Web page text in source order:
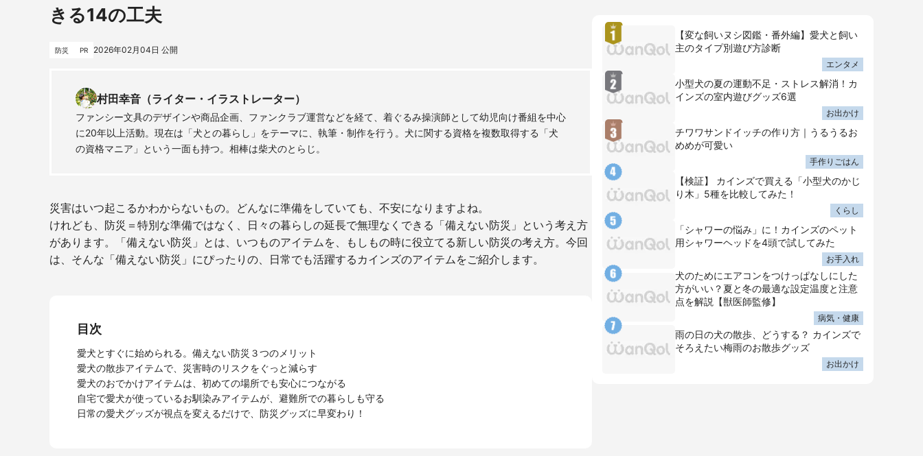
きる14の工夫
防災 PR 2026年02月04日 公開
村田幸音（ライター・イラストレーター）
ファンシー文具のデザインや商品企画、ファンクラブ運営などを経て、着ぐるみ操演師として幼児向け番組を中心
に20年以上活動。現在は「犬との暮らし」をテーマに、執筆・制作を行う。犬に関する資格を複数取得する「犬
の資格マニア」という一面も持つ。相棒は柴犬のとらじ。
災害はいつ起こるかわからないもの。どんなに準備をしていても、不安になりますよね。
けれども、防災＝特別な準備ではなく、日々の暮らしの延長で無理なくできる「備えない防災」という考え方
があります。「備えない防災」とは、いつものアイテムを、もしもの時に役立てる新しい防災の考え方。今回
は、そんな「備えない防災」にぴったりの、日常でも活躍するカインズのアイテムをご紹介します。
目次
愛犬とすぐに始められる。備えない防災３つのメリット
愛犬の散歩アイテムで、災害時のリスクをぐっと減らす
愛犬のおでかけアイテムは、初めての場所でも安心につながる
自宅で愛犬が使っているお馴染みアイテムが、避難所での暮らしも守る
日常の愛犬グッズが視点を変えるだけで、防災グッズに早変わり！
【変な飼いヌシ図鑑・番外編】愛犬と飼い
主のタイプ別遊び方診断
エンタメ
小型犬の夏の運動不足・ストレス解消！カ
インズの室内遊びグッズ6選
お出かけ
チワワサンドイッチの作り方｜うるうるお
めめが可愛い
手作りごはん
【検証】 カインズで買える「小型犬のかじ
り木」5種を比較してみた！
くらし
「シャワーの悩み」に！カインズのペット
用シャワーヘッドを4頭で試してみた
お手入れ
犬のためにエアコンをつけっぱなしにした
方がいい？夏と冬の最適な設定温度と注意
点を解説【獣医師監修】
病気・健康
雨の日の犬の散歩、どうする？ カインズで
そろえたい梅雨のお散歩グッズ
お出かけ